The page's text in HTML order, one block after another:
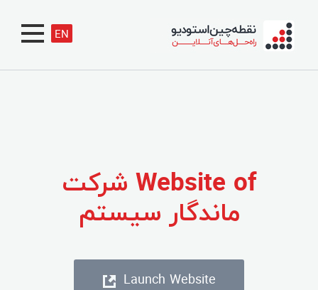
EN
Website of شرکت
ماندگار سیستم
Launch Website